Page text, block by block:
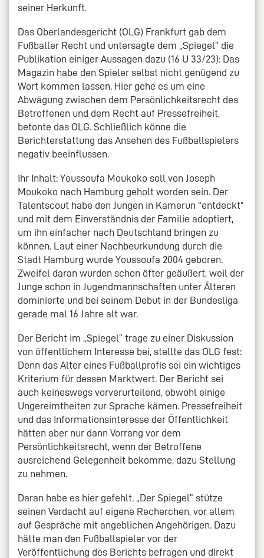
seiner Herkunft.
Das Oberlandesgericht (OLG) Frankfurt gab dem
Fußballer Recht und untersagte dem „Spiegel“ die
Publikation einiger Aussagen dazu (16 U 33/23): Das
Magazin habe den Spieler selbst nicht genügend zu
Wort kommen lassen. Hier gehe es um eine
Abwägung zwischen dem Persönlichkeitsrecht des
Betroffenen und dem Recht auf Pressefreiheit,
betonte das OLG. Schließlich könne die
Berichterstattung das Ansehen des Fußballspielers
negativ beeinflussen.
Ihr Inhalt: Youssoufa Moukoko soll von Joseph
Moukoko nach Hamburg geholt worden sein. Der
Talentscout habe den Jungen in Kamerun "entdeckt"
und mit dem Einverständnis der Familie adoptiert,
um ihn einfacher nach Deutschland bringen zu
können. Laut einer Nachbeurkundung durch die
Stadt Hamburg wurde Youssoufa 2004 geboren.
Zweifel daran wurden schon öfter geäußert, weil der
Junge schon in Jugendmannschaften unter Älteren
dominierte und bei seinem Debut in der Bundesliga
gerade mal 16 Jahre alt war.
Der Bericht im „Spiegel“ trage zu einer Diskussion
von öffentlichem Interesse bei, stellte das OLG fest:
Denn das Alter eines Fußballprofis sei ein wichtiges
Kriterium für dessen Marktwert. Der Bericht sei
auch keineswegs vorverurteilend, obwohl einige
Ungereimtheiten zur Sprache kämen. Pressefreiheit
und das Informationsinteresse der Öffentlichkeit
hätten aber nur dann Vorrang vor dem
Persönlichkeitsrecht, wenn der Betroffene
ausreichend Gelegenheit bekomme, dazu Stellung
zu nehmen.
Daran habe es hier gefehlt. „Der Spiegel“ stütze
seinen Verdacht auf eigene Recherchen, vor allem
auf Gespräche mit angeblichen Angehörigen. Dazu
hätte man den Fußballspieler vor der
Veröffentlichung des Berichts befragen und direkt